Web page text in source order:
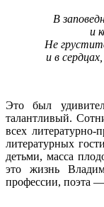
В
и
Не
и в
Это был
талантливый.
всех литературно-
литературных
детьми, масса
это жизнь
профессии, поэта —